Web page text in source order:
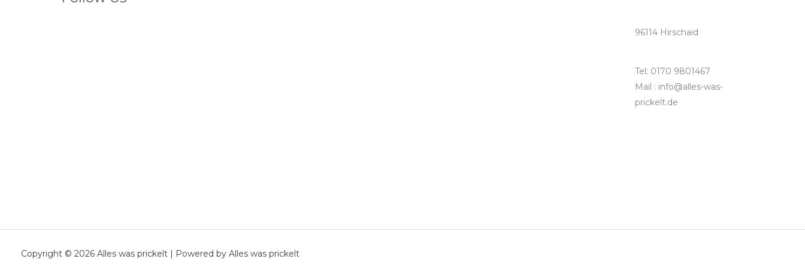
96114 Hirschaid
Tel: 0170 9801467
Mail : info@alles-was-
prickelt.de
Copyright © 2026 Alles was prickelt | Powered by Alles was prickelt